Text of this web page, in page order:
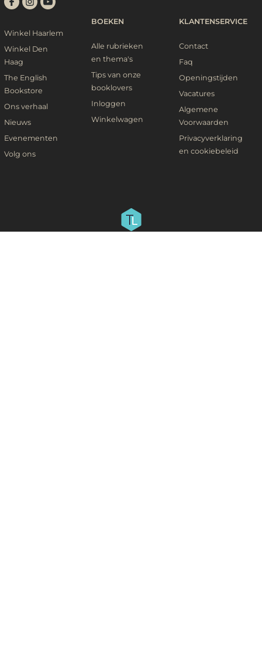
Winkel Haarlem
Winkel Den
Haag
The English
Bookstore
Ons verhaal
Nieuws
Evenementen
Volg ons
BOEKEN
Alle rubrieken
en thema's
Tips van onze
booklovers
Inloggen
Winkelwagen
KLANTENSERVICE
Contact
Faq
Openingstijden
Vacatures
Algemene
Voorwaarden
Privacyverklaring
en cookiebeleid